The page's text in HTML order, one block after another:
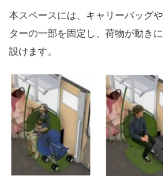
本スペースには、キャリーバッグ
ターの一部を固定し、荷物が動き
設けます。